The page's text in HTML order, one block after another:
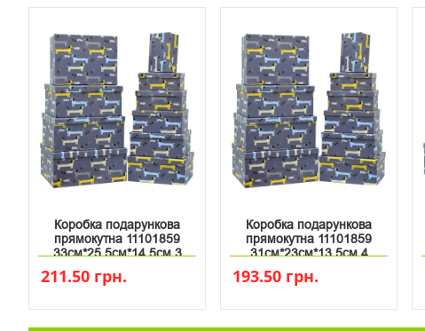
Коробка подарункова
прямокутна 11101859
33см*25.5см*14.5см 3
211.50 грн.
Коробка подарункова
прямокутна 11101859
31см*23см*13.5см 4
193.50 грн.